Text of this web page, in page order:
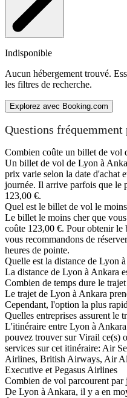
Indisponible
Aucun hébergement trouvé.
les filtres de recherche.
Explorez avec Booking.com
Questions fréquemment
Combien coûte un billet de vol
Un billet de vol de Lyon à
prix varie selon la date d'achat
journée. Il arrive parfois que le
123,00 €.
Quel est le billet de vol le
Le billet le moins cher que
coûte 123,00 €. Pour obtenir le
vous recommandons de
heures de pointe.
Quelle est la distance de Lyon
La distance de Lyon à Ankara
Combien de temps dure le
Le trajet de Lyon à Ankara
Cependant, l'option la plus
Quelles entreprises assurent le
L'itinéraire entre Lyon à
pouvez trouver sur Virail ce(s)
services sur cet itinéraire: Air
Airlines, British Airways, Air
Executive et Pegasus Airlines
Combien de vol parcourent
De Lyon à Ankara, il y a en